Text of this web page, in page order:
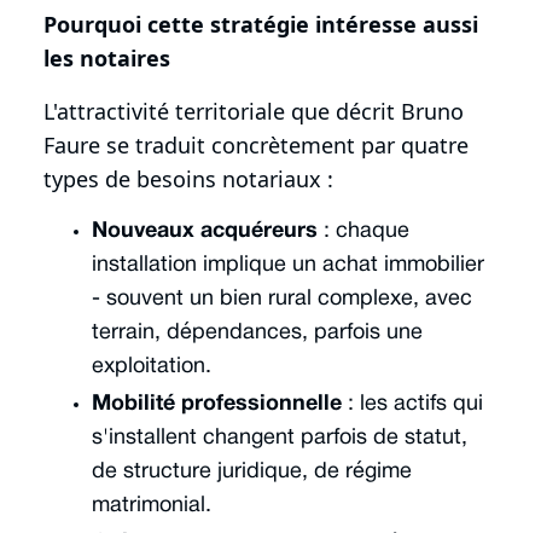
Pourquoi cette stratégie intéresse aussi
les notaires
L'attractivité territoriale que décrit Bruno
Faure se traduit concrètement par quatre
types de besoins notariaux :
Nouveaux acquéreurs : chaque
installation implique un achat immobilier
- souvent un bien rural complexe, avec
terrain, dépendances, parfois une
exploitation.
Mobilité professionnelle : les actifs qui
s'installent changent parfois de statut,
de structure juridique, de régime
matrimonial.